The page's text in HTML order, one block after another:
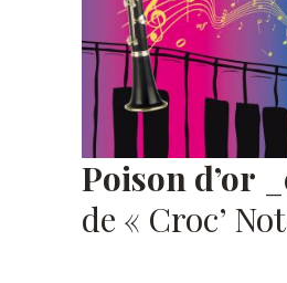
Poison d’or
de « Croc’